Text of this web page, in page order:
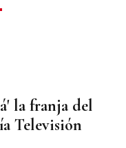
la franja del
Televisión